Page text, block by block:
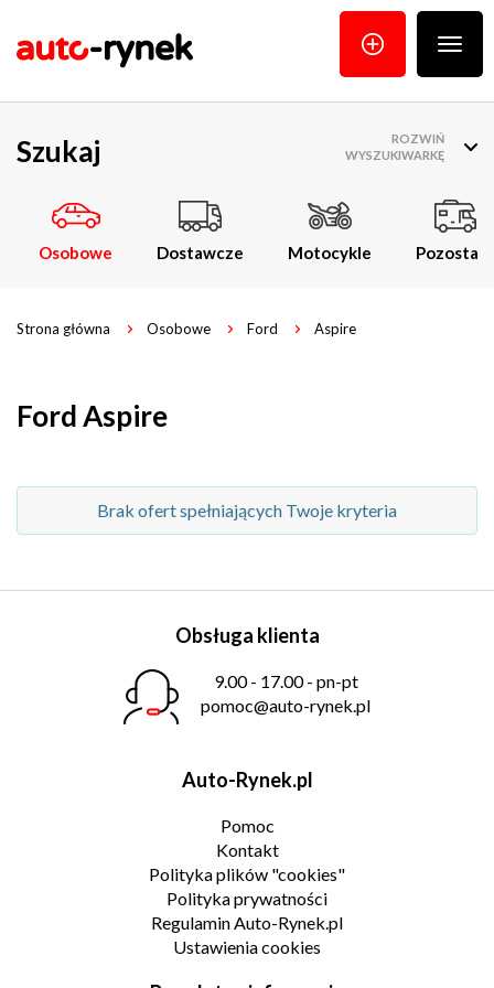
menu
Szukaj
Osobowe Dostawcze Motocykle Pozostałe
ROZWIŃ
WYSZUKIWARKĘ
Strona główna Osobowe Ford Aspire
Ford Aspire
Brak ofert spełniających Twoje kryteria
Obsługa klienta
9.00 - 17.00 - pn-pt
pomoc@auto-rynek.pl
Auto-Rynek.pl
Pomoc
Kontakt
Polityka plików "cookies"
Polityka prywatności
Regulamin Auto-Rynek.pl
Ustawienia cookies